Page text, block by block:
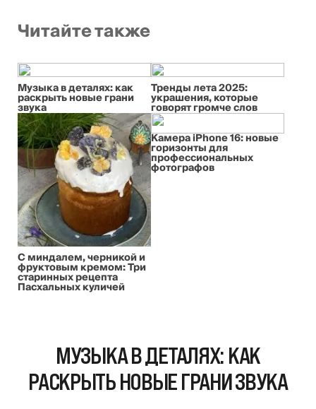
Читайте также
Музыка в деталях: как
раскрыть новые грани
звука
Тренды лета 2025:
украшения, которые
говорят громче слов
С миндалем, черникой и
фруктовым кремом: Три
старинных рецепта
Пасхальных куличей
Камера iPhone 16: новые
горизонты для
профессиональных
фотографов
МУЗЫКА В ДЕТАЛЯХ: КАК
РАСКРЫТЬ НОВЫЕ ГРАНИ ЗВУКА